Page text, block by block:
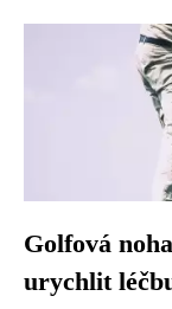
Golfová
urychlit